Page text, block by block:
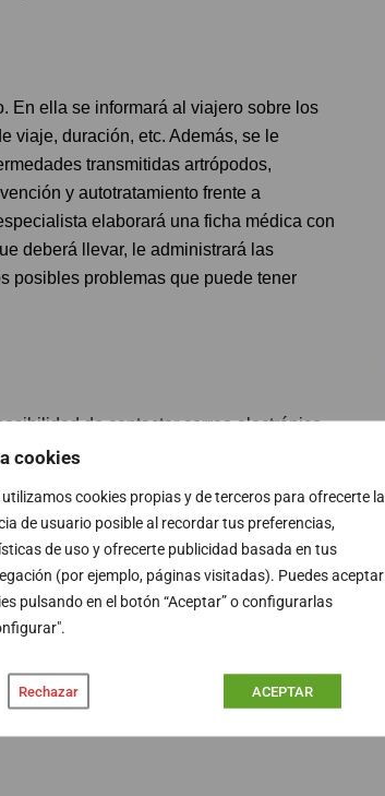
cookies
utilizamos cookies propias y de terceros para ofrecerte la
de usuario posible al recordar tus preferencias,
de uso y ofrecerte publicidad basada en tus
(por ejemplo, páginas visitadas). Puedes aceptar
pulsando en el botón “Aceptar” o configurarlas
Rechazar ACEPTAR
En ella se informará al viajero sobre los
viaje, duración, etc. Además, se le
transmitidas artrópodos,
y autotratamiento frente a
elaborará una ficha médica con
deberá llevar, le administrará las
posibles problemas que puede tener
de contactar correo electrónico
clínicos o bien para pedir
la respuesta en el mismo día.
que contraigan alguna enfermedad
tratamiento de la mayoría de las
una posible patología tada en el viajero
cutáneas, eosinofilia, cribado de
ingreso hospitalario.